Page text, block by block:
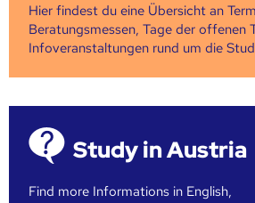
Hier findest du eine Übersicht an
Beratungsmessen, Tage der offenen
Infoveranstaltungen rund um die
Study in Austria
Find more Informations in English,